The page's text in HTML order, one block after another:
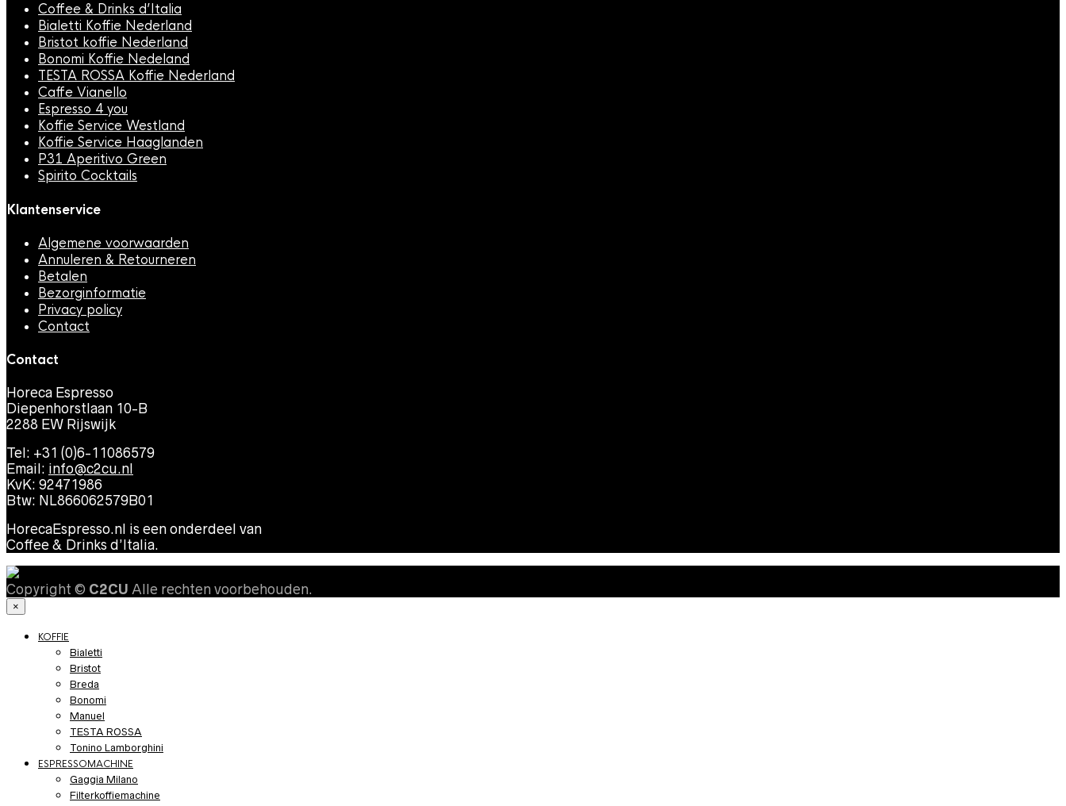
Coffee & Drinks d’Italia
Bialetti Koffie Nederland
Bristot koffie Nederland
Bonomi Koffie Nedeland
TESTA ROSSA Koffie Nederland
Caffe Vianello
Espresso 4 you
Koffie Service Westland
Koffie Service Haaglanden
P31 Aperitivo Green
Spirito Cocktails
Klantenservice
Algemene voorwaarden
Annuleren & Retourneren
Betalen
Bezorginformatie
Privacy policy
Contact
Contact
Horeca Espresso
Diepenhorstlaan 10-B
2288 EW Rijswijk
Tel: +31 (0)6-11086579
Email: info@c2cu.nl
KvK: 92471986
Btw: NL866062579B01
HorecaEspresso.nl is een onderdeel van
Coffee & Drinks d’Italia.
Copyright © C2CU Alle rechten voorbehouden.
×
KOFFIE
Bialetti
Bristot
Breda
Bonomi
Manuel
TESTA ROSSA
Tonino Lamborghini
ESPRESSOMACHINE
Gaggia Milano
Filterkoffiemachine